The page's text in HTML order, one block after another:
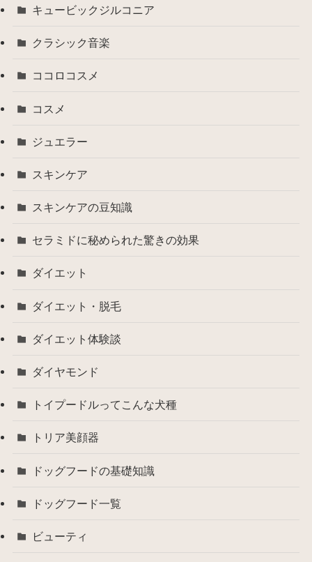
キュービックジルコニア
クラシック音楽
ココロコスメ
コスメ
ジュエラー
スキンケア
スキンケアの豆知識
セラミドに秘められた驚きの効果
ダイエット
ダイエット・脱毛
ダイエット体験談
ダイヤモンド
トイプードルってこんな犬種
トリア美顔器
ドッグフードの基礎知識
ドッグフード一覧
ビューティ